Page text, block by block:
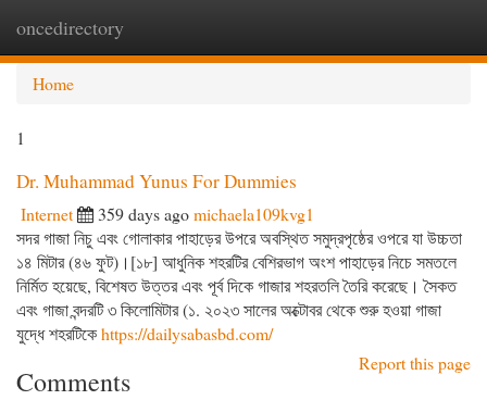
oncedirectory
Home
1
Dr. Muhammad Yunus For Dummies
Internet 359 days agomichaela109kvg1
সদর গাজা নিচু এবং গোলাকার পাহাড়ের উপরে অবস্থিত সমুদ্রপৃষ্ঠের ওপরে যা উচ্চতা
১৪ মিটার (৪৬ ফুট)।[১৮] আধুনিক শহরটির বেশিরভাগ অংশ পাহাড়ের নিচে সমতলে
নির্মিত হয়েছে, বিশেষত উত্তর এবং পূর্ব দিকে গাজার শহরতলি তৈরি করেছে। সৈকত
এবং গাজা বন্দরটি ৩ কিলোমিটার (১. ২০২৩ সালের অক্টোবর থেকে শুরু হওয়া গাজা
যুদ্ধে শহরটিকেhttps://dailysabasbd.com/
Report this page
Comments